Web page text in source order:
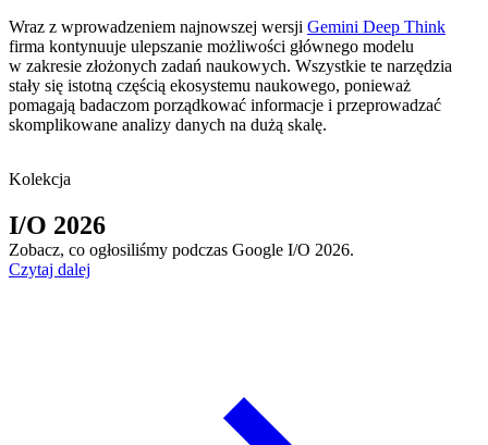
Wraz z wprowadzeniem najnowszej wersji Gemini Deep Think
firma kontynuuje ulepszanie możliwości głównego modelu
w zakresie złożonych zadań naukowych. Wszystkie te narzędzia
stały się istotną częścią ekosystemu naukowego, ponieważ
pomagają badaczom porządkować informacje i przeprowadzać
skomplikowane analizy danych na dużą skalę.
Kolekcja
I/O 2026
Zobacz, co ogłosiliśmy podczas Google I/O 2026.
Czytaj dalej